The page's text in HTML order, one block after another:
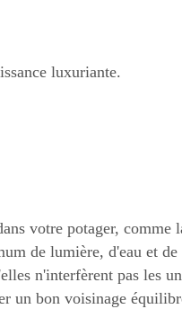
luxuriante.
votre potager, comme
de lumière, d'eau et
n'interfèrent pas les
un bon voisinage